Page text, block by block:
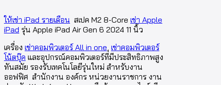
ให้เช่า iPad รายเดือน สเปค M2 8-Core เช่า Apple
iPad รุ่น Apple iPad Air Gen 6 2024 11 นิ้ว
เครื่อง เช่าคอมพิวเตอร์ All in one, เช่าคอมพิวเตอร์
โน้ตบุ๊ค และอุปกรณ์คอมพิวเตอร์ที่มีประสิทธิภาพสูง
ทันสมัย รองรับเทคโนโลยีรุ่นใหม่ สำหรับงาน
ออฟฟิศ สำนักงาน องค์กร หน่วยงานราชการ งาน